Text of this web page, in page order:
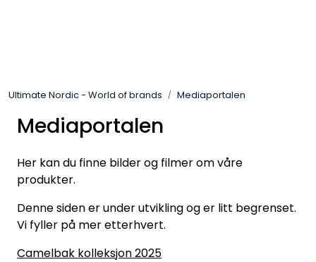
Ultimate Nordic - World of brands Mediaportalen
Mediaportalen
Her kan du finne bilder og filmer om våre
produkter.
Denne siden er under utvikling og er litt begrenset.
Vi fyller på mer etterhvert.
Camelbak kolleksjon 2025
Nyheter/Info
Mediaportalen